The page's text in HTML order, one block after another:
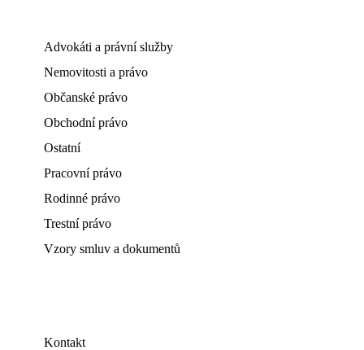
Advokáti a právní služby
Nemovitosti a právo
Občanské právo
Obchodní právo
Ostatní
Pracovní právo
Rodinné právo
Trestní právo
Vzory smluv a dokumentů
Kontakt